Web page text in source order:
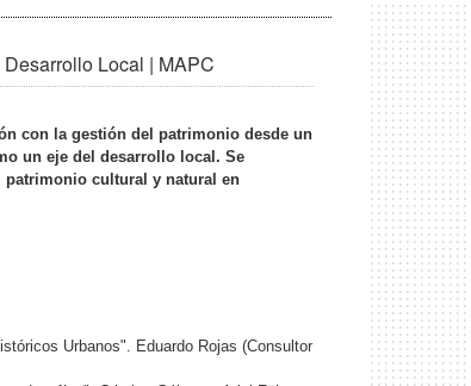
Local | MAPC
con la gestión del patrimonio desde un
un eje del desarrollo local. Se
patrimonio cultural y natural en
Urbanos". Eduardo Rojas (Consultor